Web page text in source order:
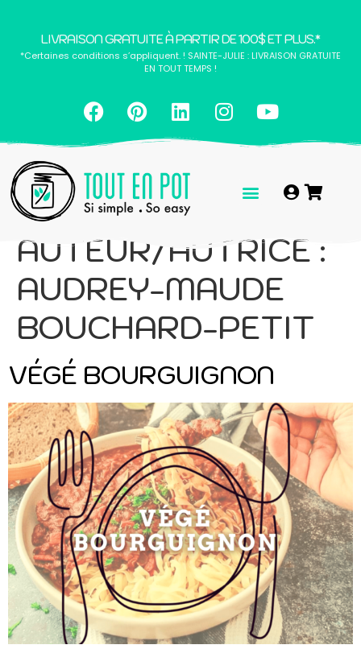
LIVRAISON GRATUITE À PARTIR DE 100$ ET PLUS.*
*Certaines conditions s’appliquent. ! SAINTE-JULIE : LIVRAISON GRATUITE
EN TOUT TEMPS !
AUTEUR/AUTRICE :
AUDREY-MAUDE
BOUCHARD-PETIT
VÉGÉ BOURGUIGNON